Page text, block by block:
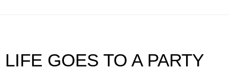
LIFE GOES TO A PARTY